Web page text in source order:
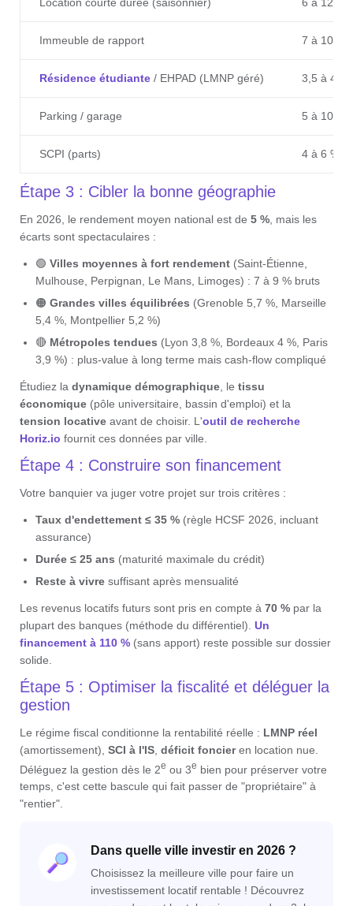
Immeuble de rapport 7 à 10 %
Résidence étudiante / EHPAD (LMNP géré) 3,5 à 4,5
Parking / garage 5 à 10 %
SCPI (parts) 4 à 6 %
Étape 3 : Cibler la bonne géographie
En 2026, le rendement moyen national est de 5 % , mais les
écarts sont spectaculaires :
🟢 Villes moyennes à fort rendement (Saint-Étienne,
Mulhouse, Perpignan, Le Mans, Limoges) : 7 à 9 % bruts
🟠 Grandes villes équilibrées (Grenoble 5,7 %, Marseille
5,4 %, Montpellier 5,2 %)
🔴 Métropoles tendues (Lyon 3,8 %, Bordeaux 4 %, Paris
3,9 %) : plus-value à long terme mais cash-flow compliqué
Étudiez la dynamique démographique , le tissu
économique (pôle universitaire, bassin d'emploi) et la
tension locative avant de choisir. L'outil de recherche
Horiz.io fournit ces données par ville.
Étape 4 : Construire son financement
Votre banquier va juger votre projet sur trois critères :
Taux d'endettement ≤ 35 % (règle HCSF 2026, incluant
assurance)
Durée ≤ 25 ans (maturité maximale du crédit)
Reste à vivre suffisant après mensualité
Les revenus locatifs futurs sont pris en compte à 70 % par la
plupart des banques (méthode du différentiel). Un
financement à 110 % (sans apport) reste possible sur dossier
solide.
Étape 5 : Optimiser la fiscalité et déléguer la
gestion
Le régime fiscal conditionne la rentabilité réelle : LMNP réel
(amortissement), SCI à l'IS déficit foncieren location nue.
Déléguez la gestion dès le 2e ou 3e bien pour préserver votre
temps, c'est cette bascule qui fait passer de "propriétaire" à
"rentier".
Dans quelle ville investir en 2026 ?
Choisissez la meilleure ville pour faire un
investissement locatif rentable ! Découvrez